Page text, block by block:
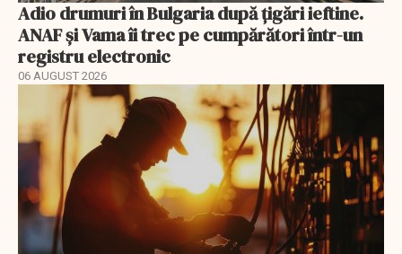
Adio drumuri în Bulgaria după țigări ieftine.
ANAF și Vama îi trec pe cumpărători într-un
registru electronic
06 AUGUST 2026